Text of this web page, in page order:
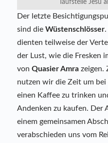
Taufstelle Jesu
Der letzte
sind die Wüstenschlösser
dienten teilweise der
der Lust, wie die Fresken
von Quasier Amra zeigen.
nutzen wir die Zeit um bei
einen Kaffee zu trinken
Andenken zu kaufen. Der
einem gemeinsamen
verabschieden uns vom